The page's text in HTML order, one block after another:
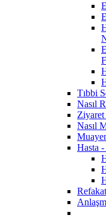
Tıbbi
Nasıl
Ziyaret
Nasıl
Hasta -